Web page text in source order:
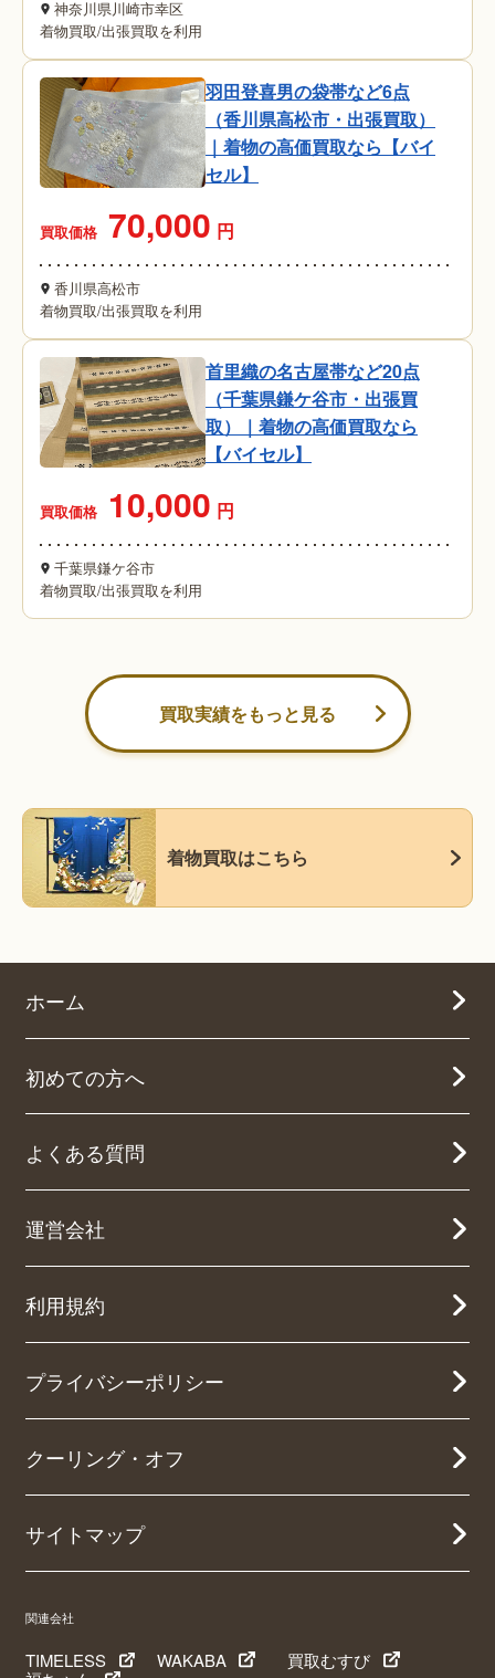
神奈川県川崎市幸区
着物買取/出張買取を利用
羽田登喜男の袋帯など6点
（香川県高松市・出張買取）
｜着物の高価買取なら【バイ
セル】
買取価格 70,000 円
香川県高松市
着物買取/出張買取を利用
首里織の名古屋帯など20点
（千葉県鎌ケ谷市・出張買
取）｜着物の高価買取なら
【バイセル】
買取価格 10,000 円
千葉県鎌ケ谷市
着物買取/出張買取を利用
買取実績をもっと見る
着物買取はこちら
ホーム
初めての方へ
よくある質問
運営会社
利用規約
プライバシーポリシー
クーリング・オフ
サイトマップ
関連会社
TIMELESS WAKABA
買取むすび